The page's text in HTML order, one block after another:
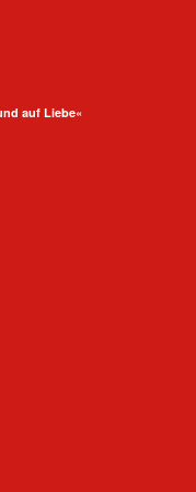
auf Liebe«